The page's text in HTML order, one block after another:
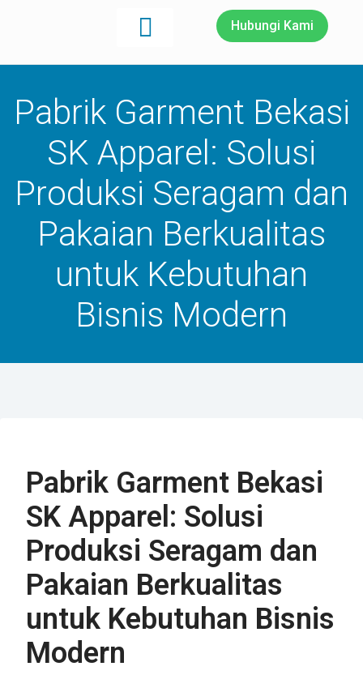
Hubungi Kami
Pabrik Garment Bekasi
SK Apparel: Solusi
Produksi Seragam dan
Pakaian Berkualitas
untuk Kebutuhan
Bisnis Modern
Pabrik Garment Bekasi
SK Apparel: Solusi
Produksi Seragam dan
Pakaian Berkualitas
untuk Kebutuhan Bisnis
Modern